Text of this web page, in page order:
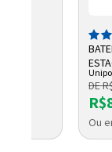
7AH
DE
Ou